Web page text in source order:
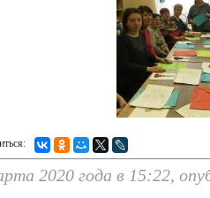
2020 года в 15:22,